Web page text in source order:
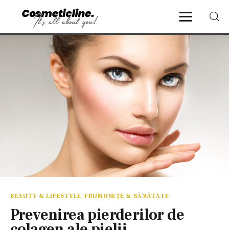
CosmeticLine.
It's all about you!
Frumusețe & Sănătate
Beauty & LifeStyle
Cosmetică Medicală
Anti Aging Medicine
BEAUTY & LIFESTYLE FRUMUSEȚE & SĂNĂTATE
Prevenirea pierderilor de